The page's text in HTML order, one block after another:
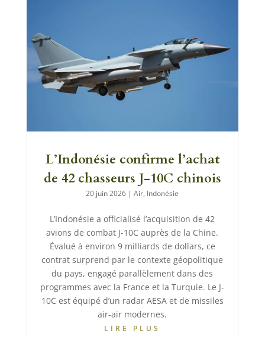
L’Indonésie confirme l’achat
de 42 chasseurs J-10C chinois
20 juin 2026 |Air, Indonésie
L’Indonésie a officialisé l’acquisition de 42
avions de combat J-10C auprès de la Chine.
Évalué à environ 9 milliards de dollars, ce
contrat surprend par le contexte géopolitique
du pays, engagé parallèlement dans des
programmes avec la France et la Turquie. Le J-
10C est équipé d’un radar AESA et de missiles
air-air modernes.
LIRE PLUS